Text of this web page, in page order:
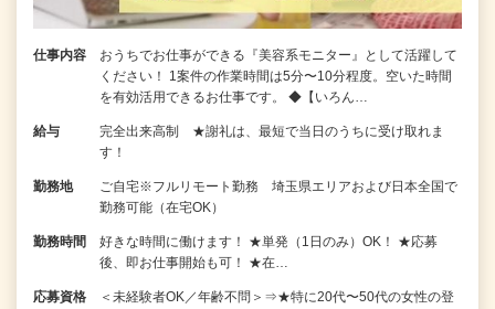
仕事内容
おうちでお仕事ができる『美容系モニター』として活躍して
ください！ 1案件の作業時間は5分〜10分程度。空いた時間
を有効活用できるお仕事です。 ◆【いろん…
給与
完全出来高制 ★謝礼は、最短で当日のうちに受け取れま
す！
勤務地
ご自宅※フルリモート勤務 埼玉県エリアおよび日本全国で
勤務可能（在宅OK）
勤務時間
好きな時間に働けます！ ★単発（1日のみ）OK！ ★応募
後、即お仕事開始も可！ ★在…
応募資格
＜未経験者OK／年齢不問＞⇒★特に20代〜50代の女性の登